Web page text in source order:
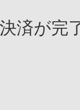
済が完